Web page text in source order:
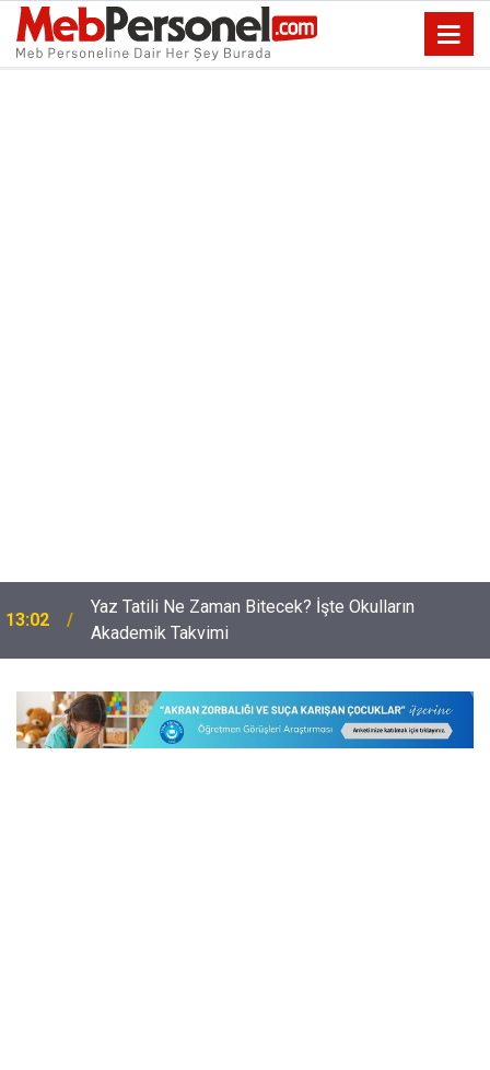
12:32
Okullarda CİMER Kıskacı: Öğretmenler Müdahale
Edemez Hale Geldi